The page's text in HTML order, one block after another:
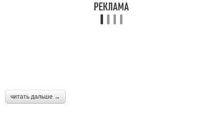
читать дальше →